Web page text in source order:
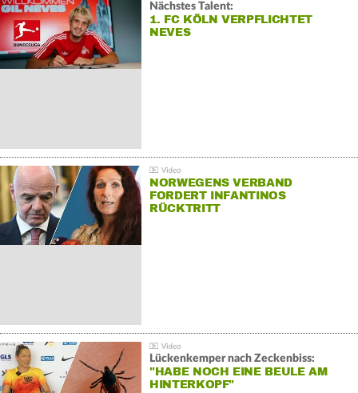
Nächstes Talent:
1. FC KÖLN VERPFLICHTET
NEVES
NORWEGENS VERBAND
FORDERT INFANTINOS
RÜCKTRITT
Lückenkemper nach Zeckenbiss:
"HABE NOCH EINE BEULE AM
HINTERKOPF"